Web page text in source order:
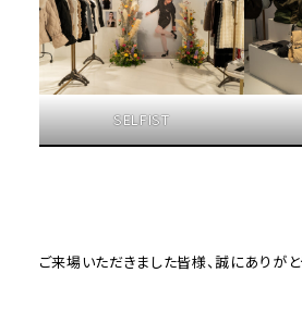
SELFIST
ご来場いただきました皆様、誠にありがと